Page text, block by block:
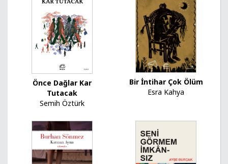
Önce Dağlar Kar
Tutacak
Semih Öztürk
Bir İntihar Çok Ölüm
Esra Kahya